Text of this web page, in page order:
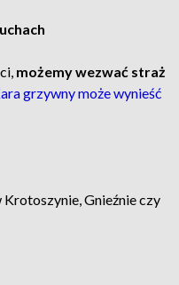
możemy wezwać straż
grzywny może wynieść
Krotoszynie, Gnieźnie czy